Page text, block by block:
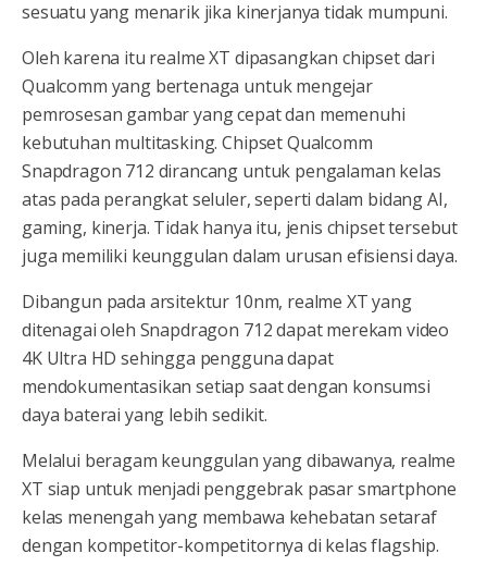
sesuatu yang menarik jika kinerjanya tidak mumpuni.
Oleh karena itu realme XT dipasangkan chipset dari
Qualcomm yang bertenaga untuk mengejar
pemrosesan gambar yang cepat dan memenuhi
kebutuhan multitasking. Chipset Qualcomm
Snapdragon 712 dirancang untuk pengalaman kelas
atas pada perangkat seluler, seperti dalam bidang AI,
gaming, kinerja. Tidak hanya itu, jenis chipset tersebut
juga memiliki keunggulan dalam urusan efisiensi daya.
Dibangun pada arsitektur 10nm, realme XT yang
ditenagai oleh Snapdragon 712 dapat merekam video
4K Ultra HD sehingga pengguna dapat
mendokumentasikan setiap saat dengan konsumsi
daya baterai yang lebih sedikit.
Melalui beragam keunggulan yang dibawanya, realme
XT siap untuk menjadi penggebrak pasar smartphone
kelas menengah yang membawa kehebatan setaraf
dengan kompetitor-kompetitornya di kelas flagship.